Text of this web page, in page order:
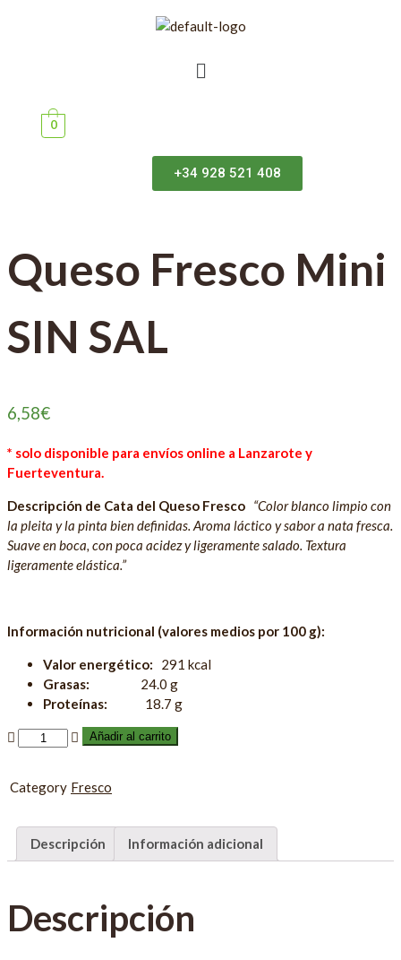
0
+34 928 521 408
Queso Fresco Mini
SIN SAL
6,58€
* solo disponible para envíos online a Lanzarote y
Fuerteventura.
Descripción de Cata del Queso Fresco “Color blanco limpio con
la pleita y la pinta bien definidas. Aroma láctico y sabor a nata fresca.
Suave en boca, con poca acidez y ligeramente salado. Textura
ligeramente elástica.”
Información nutricional (valores medios por 100 g):
Valor energético: 291 kcal
Grasas:
24.0 g
Proteínas: 18.7 g
Añadir al carrito
Category Fresco
Descripción Información adicional
Descripción